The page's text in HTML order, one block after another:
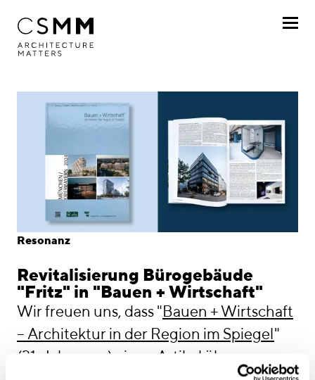
Profil
Leistungen
Projekte
Journal
Awards
Standorte
linkedininstagram
Deutsch
Resonanz
Revitalisierung Bürogebäude
"Fritz" in "Bauen + Wirtschaft"
Wir freuen uns, dass "Bauen + Wirtschaft
– Architektur in der Region im Spiegel"
(31. Jahrgang) einen Artikel über unser